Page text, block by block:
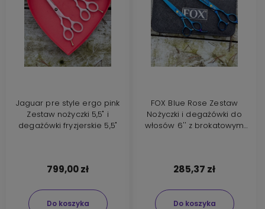
Jaguar pre style ergo pink
Zestaw nożyczki 5,5" i
degażówki fryzjerskie 5,5"
799,00 zł
Do koszyka
FOX Blue Rose Zestaw
Nożyczki i degażówki do
włosów 6'' z brokatowym
285,37 zł
Do koszyka